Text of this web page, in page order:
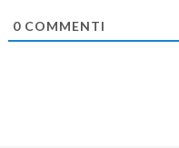
0COMMENTI